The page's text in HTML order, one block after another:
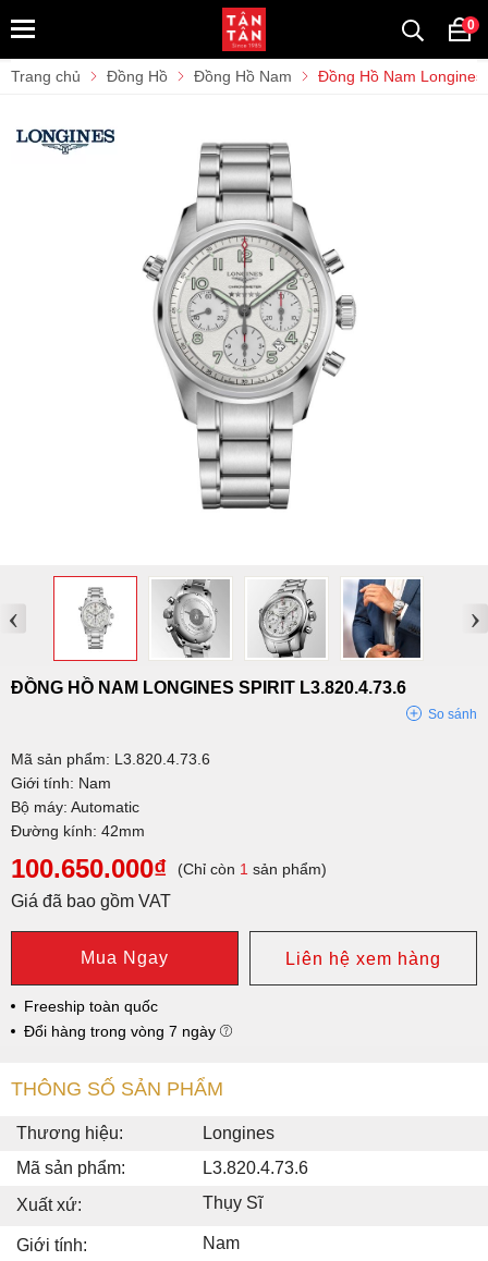
0
Trang chủ Đồng Hồ Đồng Hồ Nam Đồng Hồ Nam
‹ ›
ĐỒNG HỒ NAM LONGINES SPIRIT L3.820.4.73.6
So sánh
Mã sản phẩm: L3.820.4.73.6
Giới tính: Nam
Bộ máy: Automatic
Đường kính: 42mm
100.650.000₫ (Chỉ còn 1 sản phẩm)
Giá đã bao gồm VAT
Mua Ngay Liên hệ xem hàng
Freeship toàn quốc
Đổi hàng trong vòng 7 ngày
THÔNG SỐ SẢN PHẨM
Thương hiệu:
Longines
Mã sản phẩm:
L3.820.4.73.6
Xuất xứ:
Thụy Sĩ
Giới tính: Nam